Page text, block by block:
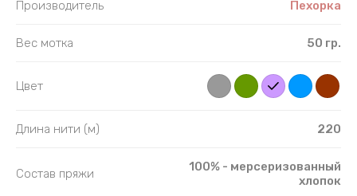
Полиэстер
С
С паетками
Производитель Пехорка
Вес мотка 50 гр.
Цвет
Длина нити (м) 220
Состав пряжи
100% - мерсеризованный
хлопок